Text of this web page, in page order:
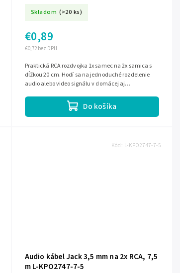
Skladom (>20 ks)
€0,72 bez DPH
€0,89
Do košíka
Praktická RCA rozdvojka 1x samec na 2x samica s
dĺžkou 20 cm. Hodí sa na jednoduché rozdelenie
audio alebo video signálu v domácej aj
Audio kábel Jack 3,5 mm na 2x RCA, 7,5
m L-KPO2747-7-5
Kód: L-KPO2747-7-5